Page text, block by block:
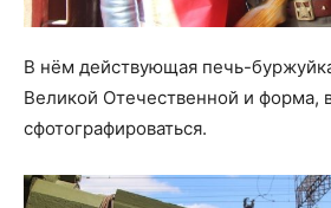
В нём действующая печь-
Великой Отечественной и форма,
сфотографироваться.